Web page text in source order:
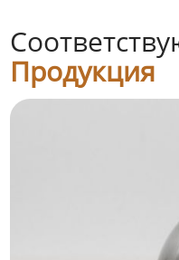
Продукция